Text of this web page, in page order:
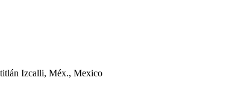
Izcalli, Méx., Mexico